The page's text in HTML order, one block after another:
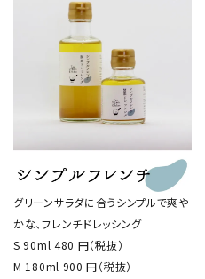
グリーンサラダに合うシンプルで爽や
かな、フレンチドレッシング
S 90ml 480 円（税抜）
M 180ml 900 円（税抜）